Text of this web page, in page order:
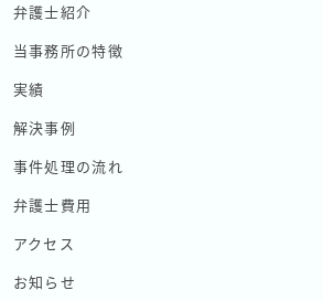
弁護士紹介
当事務所の特徴
実績
解決事例
事件処理の流れ
弁護士費用
アクセス
お知らせ